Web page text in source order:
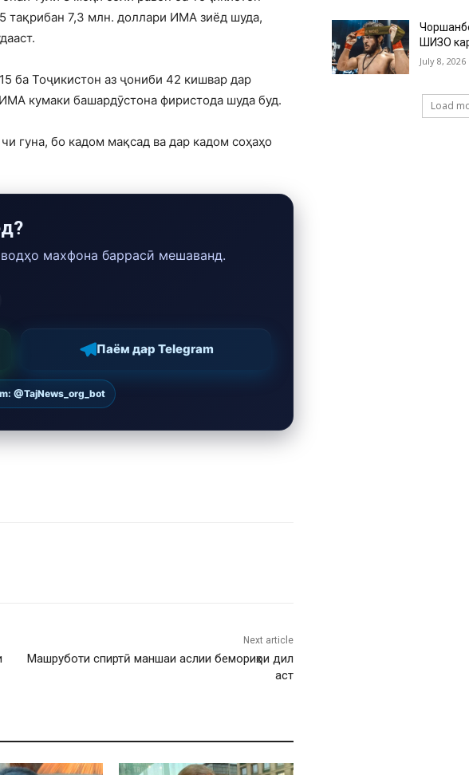
тақрибан 7,3 млн. доллари ИМА зиёд шуда,
ба Тоҷикистон аз ҷониби 42 кишвар дар
кумаки башардӯстона фиристода шуда буд.
гуна, бо кадом мақсад ва дар кадом соҳаҳо
махфона баррасӣ мешаванд.
Паём дар Telegram
@TajNews_org_bot
Next article
Машруботи спиртӣ маншаи аслии бемориҳои дил
аст
ШИЗО
July 8, 2026
Load